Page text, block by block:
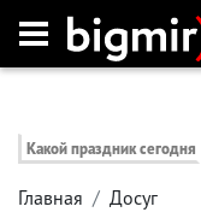
Какой праздник сегодня
Главная Досуг